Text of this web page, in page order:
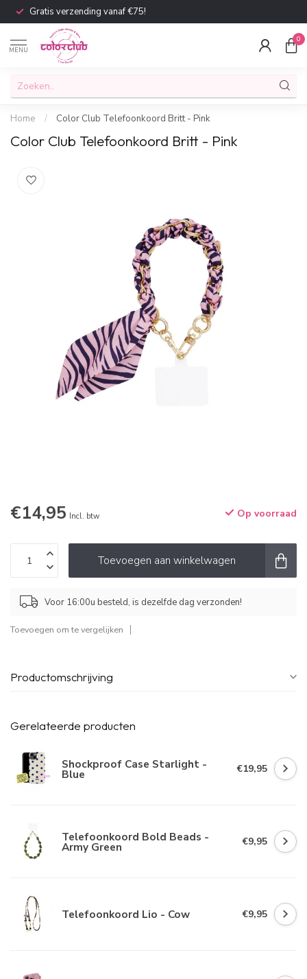
Gratis verzending vanaf €75!
MENU
0
Home / Color Club Telefoonkoord Britt - Pink
Color Club Telefoonkoord Britt - Pink
€14,95 Incl. btw Op voorraad
Toevoegen aan winkelwagen
Voor 16:00u besteld, is dezelfde dag verzonden!
Toevoegen om te vergelijken
Productomschrijving
Gerelateerde producten
Shockproof Case Starlight -
Blue €19,95
Telefoonkoord Bold Beads -
Army Green €9,95
Telefoonkoord Lio - Cow €9,95